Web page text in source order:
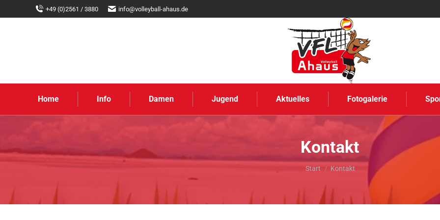
+49 (0)2561 / 3880 info@volleyball-ahaus.de
Home Info Damen Jugend Aktuelles Fotogalerie
Kontakt
Sie befinden sich hier:
Start Kontakt